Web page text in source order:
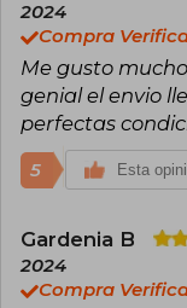
2024
Compra
Me gusto
genial el envio
perfectas
5 Esta
Gardenia B
2024
Compra